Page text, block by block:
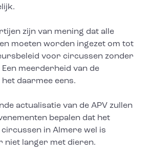
zijn van mening dat alle
moeten worden ingezet om tot
voor circussen zonder
meerderheid van de
daarmee eens.
actualisatie van de APV zullen
bepalen dat het
in Almere wel is
niet langer met dieren.